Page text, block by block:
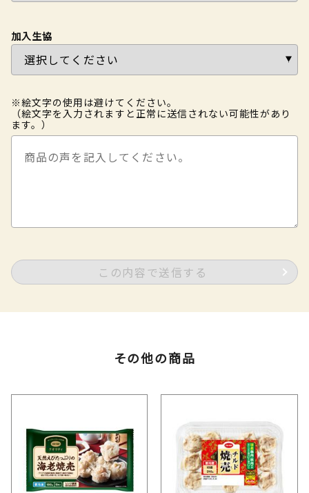
加入生協
※絵文字の使用は避けてください。
（絵文字を入力されますと正常に送信されない可能性があり
ます。）
この内容で送信する
その他の商品